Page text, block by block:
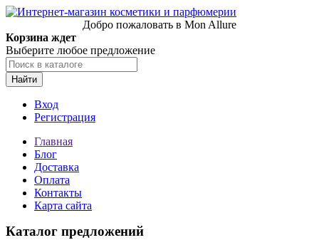
Добро пожаловать в Mon Allure
Корзина ждет
Выберите любое предложение
Найти
Вход
Регистрация
Главная
Блог
Доставка
Оплата
Контакты
Карта сайта
Каталог предложений